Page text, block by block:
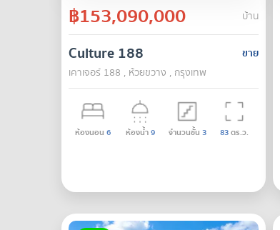
฿153,090,000 บ้าน
ขาย
Culture 188
เคาเจอร์ 188 , ห้วยขวาง , กรุงเทพ
ห้องนอน 6 ห้องน้ำ9 จำนวนชั้น 3 83ตร.ว.